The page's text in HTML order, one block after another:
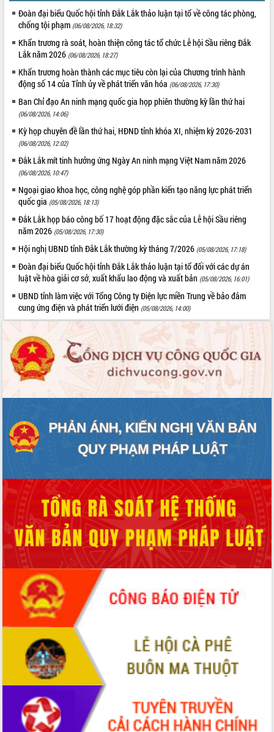
công tác cải cách hành chính mô hình
mới
UBND tỉnh họp báo định kỳ tháng 4
năm 2026
Hội thảo khoa học “Giải pháp thúc đẩy
phát triển nền kinh tế xanh tại tỉnh
Đắk Lắk”
Tăng cường giám sát, đôn đốc thực
hiện nhiệm vụ quản lý tài sản công
Tháo gỡ những vướng mắc, đẩy mạnh
công tác cải cách thủ tục hành chính
tại Trung tâm Phục vụ hành chính
công tỉnh
Đắk Lắk: Tôn vinh 46 giải pháp tại Hội
thi Sáng tạo Kỹ thuật 2024 - 2025
Đắk Lắk rà soát, điều chỉnh Đề án 190
về phát triển nuôi trồng thủy sản
Phó Chủ tịch UBND tỉnh Đắk Lắk
Dự án cao tốc Khánh Hòa - Buôn Ma
Thuột
Định vị cà phê Việt Nam như một “di
sản sống” trong dòng chảy toàn cầu
Xây dựng nông thôn mới: Nâng cao đời
sống người dân từ những mô hình thiết
thực
Quyết liệt tháo gỡ vướng mắc, đẩy
nhanh tiến độ các dự án trọng điểm
trong Khu kinh tế Nam Phú Yên
Lấy ý kiến điều chỉnh Quy hoạch tỉnh
Đắk Lắk thời kỳ 2021-2030, tầm nhìn
giải phóng mặt bằng Tuyến đường bộ
ven biển
Đắk Lắk nỗ lực thúc đẩy tăng trưởng
kinh tế từ 10% trở lên trong Quý
II/2026
Đắk Lắk ký kết thỏa thuận hợp tác về
chuyển đổi số giai đoạn 2026 – 2030
với Tập đoàn Bưu chính Viễn thông
Việt Nam
Thứ trưởng Bộ Y tế làm việc với tỉnh
Đắk Lắk về phát triển nhân lực y tế
cho trạm y tế cấp xã
Du lịch Đắk Lắk nâng tầm trải nghiệm
du khách thông qua Hệ thống cơ sở dữ
liệu và Bản đồ số
Tập huấn ứng dụng trí tuệ nhân tạo (AI)
trong thương mại điện tử năm 2026
Đoàn đại biểu Quốc hội tỉnh Đắk Lắk
trao đổi thông tin trước Kỳ họp thứ
Đoàn đại biểu Quốc hội tỉnh Đắk Lắk thảo luận tại tổ về công tác phòng,
chống tội phạm (06/08/2026, 18:32)
Khẩn trương rà soát, hoàn thiện công tác tổ chức Lễ hội Sầu riêng Đắk
Lắk năm 2026 (06/08/2026, 18:27)
Khẩn trương hoàn thành các mục tiêu còn lại của Chương trình hành
động số 14 của Tỉnh ủy về phát triển văn hóa (06/08/2026, 17:30)
Ban Chỉ đạo An ninh mạng quốc gia họp phiên thường kỳ lần thứ hai
(06/08/2026, 14:06)
Kỳ họp chuyên đề lần thứ hai, HĐND tỉnh khóa XI, nhiệm kỳ 2026-2031
(06/08/2026, 12:02)
Đắk Lắk mít tinh hưởng ứng Ngày An ninh mạng Việt Nam năm 2026
(06/08/2026, 10:47)
Ngoại giao khoa học, công nghệ góp phần kiến tạo năng lực phát triển
quốc gia (05/08/2026, 18:13)
Đắk Lắk họp báo công bố 17 hoạt động đặc sắc của Lễ hội Sầu riêng
năm 2026 (05/08/2026, 17:30)
Hội nghị UBND tỉnh Đắk Lắk thường kỳ tháng 7/2026 (05/08/2026, 17:18)
Đoàn đại biểu Quốc hội tỉnh Đắk Lắk thảo luận tại tổ đối với các dự án
luật về hòa giải cơ sở, xuất khẩu lao động và xuất bản (05/08/2026, 16:01)
UBND tỉnh làm việc với Tổng Công ty Điện lực miền Trung về bảo đảm
cung ứng điện và phát triển lưới điện (05/08/2026, 14:00)